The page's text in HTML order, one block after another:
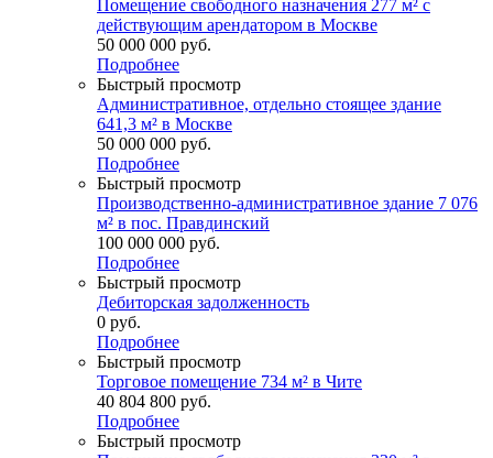
Помещение свободного назначения 277 м² с
действующим арендатором в Москве
50 000 000 руб.
Подробнее
Быстрый просмотр
Административное, отдельно стоящее здание
641,3 м² в Москве
50 000 000 руб.
Подробнее
Быстрый просмотр
Производственно-административное здание 7 076
м² в пос. Правдинский
100 000 000 руб.
Подробнее
Быстрый просмотр
Дебиторская задолженность
0 руб.
Подробнее
Быстрый просмотр
Торговое помещение 734 м² в Чите
40 804 800 руб.
Подробнее
Быстрый просмотр